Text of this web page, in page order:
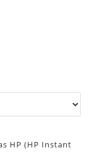
HP (HP Instant